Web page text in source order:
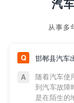
汽
从事多
邯郸县汽车
随着汽车使
到汽车故障
是在陌生的